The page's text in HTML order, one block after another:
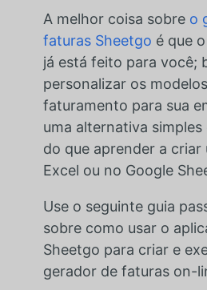
A melhor coisa sobre o
faturas Sheetgo é que
já está feito para você;
personalizar os
faturamento para sua
uma alternativa simples
do que aprender a criar
Excel ou no Google
Use o seguinte guia
sobre como usar o
Sheetgo para criar e
gerador de faturas on-